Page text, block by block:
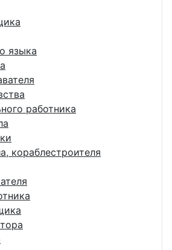
языка
работника
кораблестроителя